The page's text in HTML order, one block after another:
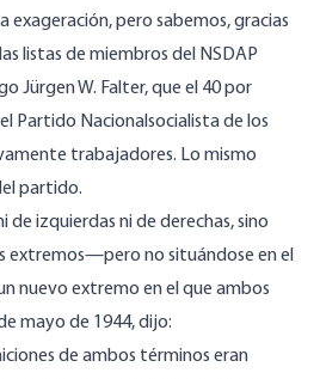
exageración, pero sabemos, gracias
listas de miembros del NSDAP
Jürgen W. Falter, que el 40 por
Partido Nacionalsocialista de los
trabajadores. Lo mismo
partido.
de izquierdas ni de derechas, sino
extremos—pero no situándose en el
nuevo extremo en el que ambos
mayo de 1944, dijo:
de ambos términos eran